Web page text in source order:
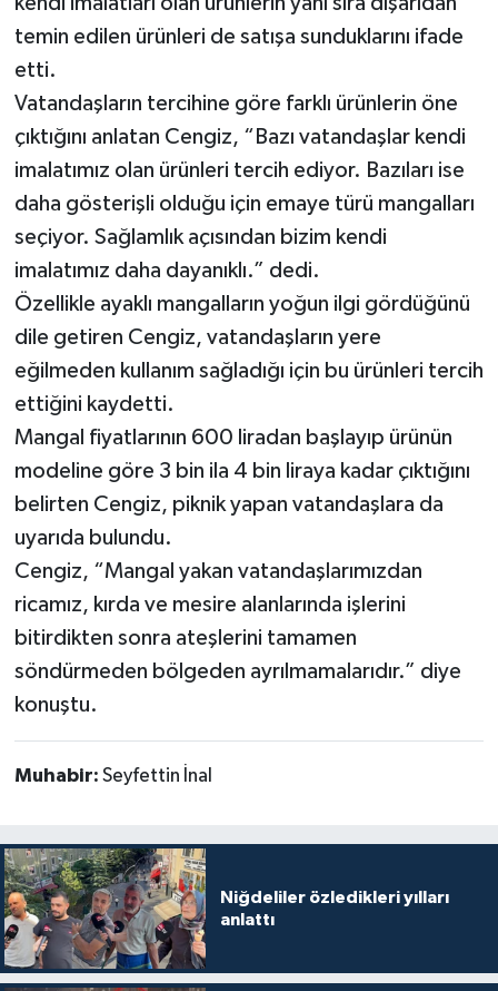
temin edilen ürünleri de satışa sunduklarını ifade
etti.
Vatandaşların tercihine göre farklı ürünlerin öne
çıktığını anlatan Cengiz, “Bazı vatandaşlar kendi
imalatımız olan ürünleri tercih ediyor. Bazıları ise
daha gösterişli olduğu için emaye türü mangalları
seçiyor. Sağlamlık açısından bizim kendi
imalatımız daha dayanıklı.” dedi.
Özellikle ayaklı mangalların yoğun ilgi gördüğünü
dile getiren Cengiz, vatandaşların yere
eğilmeden kullanım sağladığı için bu ürünleri tercih
ettiğini kaydetti.
Mangal fiyatlarının 600 liradan başlayıp ürünün
modeline göre 3 bin ila 4 bin liraya kadar çıktığını
belirten Cengiz, piknik yapan vatandaşlara da
uyarıda bulundu.
Cengiz, “Mangal yakan vatandaşlarımızdan
ricamız, kırda ve mesire alanlarında işlerini
bitirdikten sonra ateşlerini tamamen
söndürmeden bölgeden ayrılmamalarıdır.” diye
konuştu.
Muhabir: Seyfettin İnal
Niğdeliler özledikleri yılları
anlattı